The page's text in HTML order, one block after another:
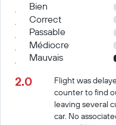
Bien
Correct
Passable
Médiocre
Mauvais
2.0
Flight was
counter to find
leaving several
car. No